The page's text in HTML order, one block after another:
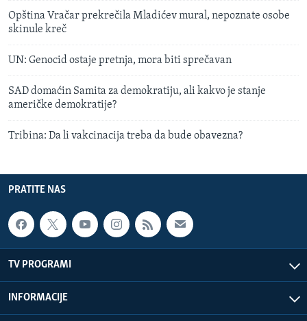
Opština Vračar prekrečila Mladićev mural, nepoznate osobe
skinule kreč
UN: Genocid ostaje pretnja, mora biti sprečavan
SAD domaćin Samita za demokratiju, ali kakvo je stanje
američke demokratije?
Tribina: Da li vakcinacija treba da bude obavezna?
PRATITE NAS
TV PROGRAMI
INFORMACIJE